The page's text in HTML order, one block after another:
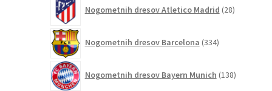
Nogometnih dresov Atletico Madrid 28izdelkov
Nogometnih dresov Barcelona 334izdelkov
Nogometnih dresov Bayern Munich 138izdelkov